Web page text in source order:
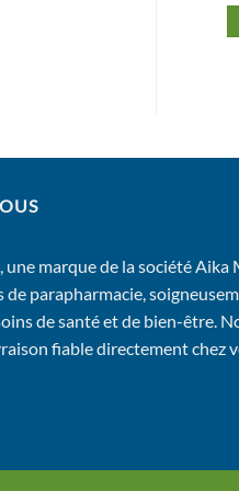
, une marque de la société
de parapharmacie,
de santé et de bien-être.
fiable directement chez